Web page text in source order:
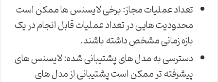
تعداد عملیات مجاز: برخی لایسنس ها ممکن است
محدودیت هایی در تعداد عملیات قابل انجام در یک
بازه زمانی مشخص داشته باشند.
دسترسی به مدل های پشتیبانی شده: لایسنس های
پیشرفته تر ممکن است پشتیبانی از مدل های